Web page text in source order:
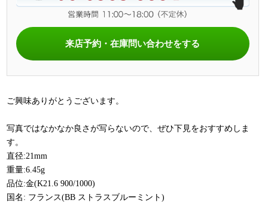
来店予約・在庫問い合わせをする
ご興味ありがとうございます。
写真ではなかなか良さが写らないので、ぜひ下見をおすすめしま
す。
直径:21mm
重量:6.45g
品位:金(K21.6 900/1000)
国名: フランス(BB ストラスブルーミント)